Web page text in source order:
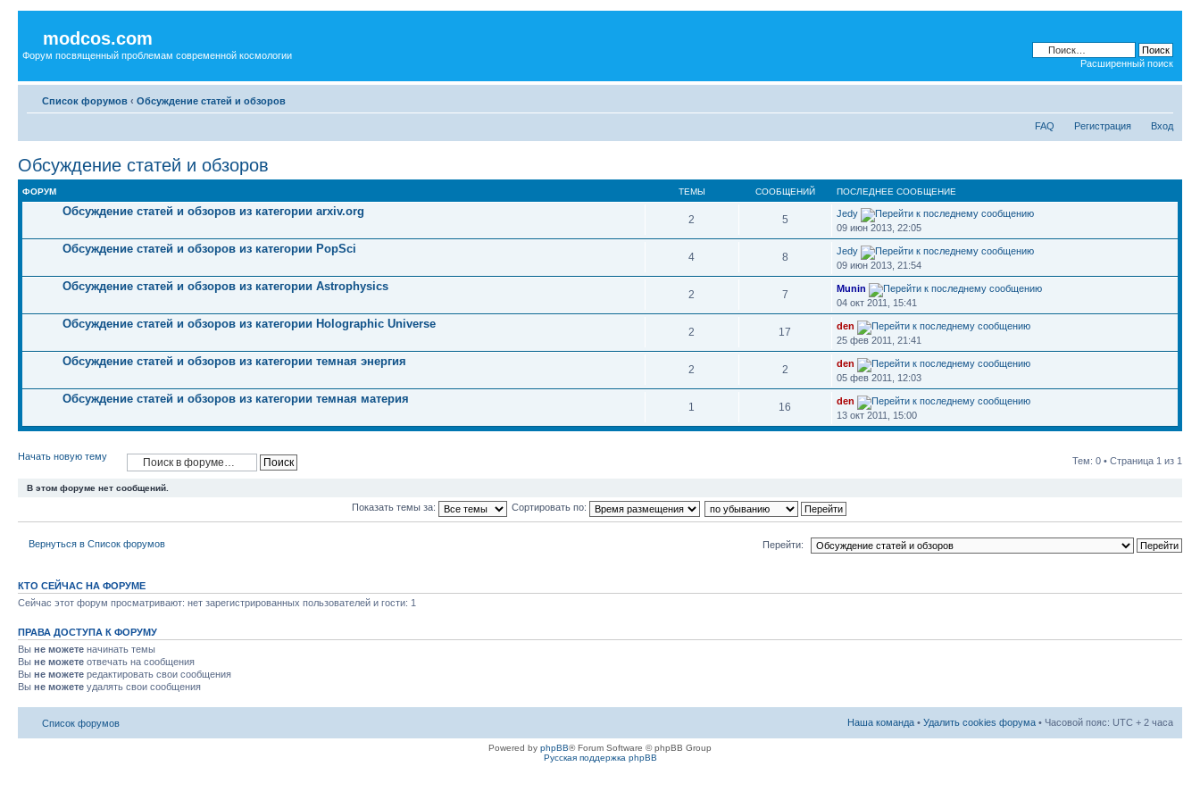
modcos.com
Форум посвященный проблемам современной космологии
Расширенный поиск
Список форумов ‹ Обсуждение статей и обзоров
FAQ Регистрация Вход
Обсуждение статей и обзоров
ФОРУМ ТЕМЫ СООБЩЕНИЙ ПОСЛЕДНЕЕ СООБЩЕНИЕ
Обсуждение статей и обзоров из категории arxiv.org
2 5
Jedy
09 июн 2013, 22:05
Обсуждение статей и обзоров из категории PopSci
4 8
Jedy
09 июн 2013, 21:54
Обсуждение статей и обзоров из категории Astrophysics
2 7
Munin
04 окт 2011, 15:41
Обсуждение статей и обзоров из категории Holographic Universe
2 17
den
25 фев 2011, 21:41
Обсуждение статей и обзоров из категории темная энергия
2 2
den
05 фев 2011, 12:03
Обсуждение статей и обзоров из категории темная материя
1 16
den
13 окт 2011, 15:00
Начать новую тему Тем: 0 • Страница 1 из 1
В этом форуме нет сообщений.
Показать темы за: Сортировать по:
Вернуться в Список форумов Перейти:
КТО СЕЙЧАС НА ФОРУМЕ
Сейчас этот форум просматривают: нет зарегистрированных пользователей и гости: 1
ПРАВА ДОСТУПА К ФОРУМУ
Вы не можете начинать темы
Вы не можете отвечать на сообщения
Вы не можете редактировать свои сообщения
Вы не можете удалять свои сообщения
Список форумов Наша команда • Удалить cookies форума • Часовой пояс: UTC + 2 часа
Powered by phpBB® Forum Software © phpBB Group
Русская поддержка phpBB